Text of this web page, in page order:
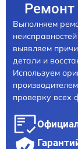
Ремонт
Выполняем
выявляем
детали и
Используем
проверку всех